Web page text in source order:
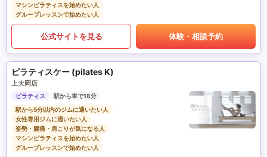
マシンピラティスを始めたい人
グループレッスンで始めたい人
公式サイトを見る 体験・相談予約
ピラティスケー (pilates K)
上大岡店
ピラティス
駅から車で18分
駅から5分以内のジムに通いたい人
女性専用ジムに通いたい人
姿勢・腰痛・肩こりが気になる人
マシンピラティスを始めたい人
グループレッスンで始めたい人